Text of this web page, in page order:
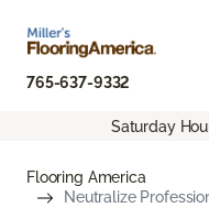
765-637-9332
Saturday
Flooring America
Neutralize